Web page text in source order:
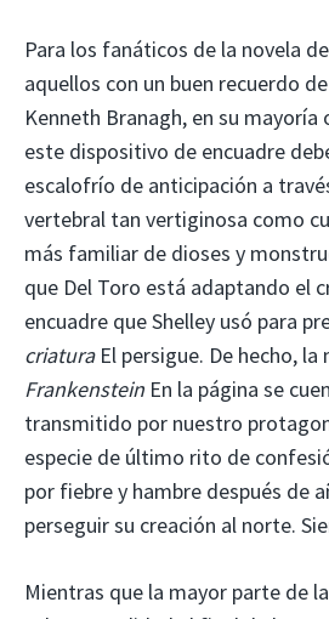
Para los fanáticos de la novela
aquellos con un buen recuerdo
Kenneth Branagh, en su
este dispositivo de encuadre
escalofrío de anticipación a
vertebral tan vertiginosa como
más familiar de dioses y
que Del Toro está adaptando el
encuadre que Shelley usó para
criatura El persigue. De hecho, la
Frankenstein En la página se
transmitido por nuestro
especie de último rito de
por fiebre y hambre después de
perseguir su creación al norte.
Mientras que la mayor parte de